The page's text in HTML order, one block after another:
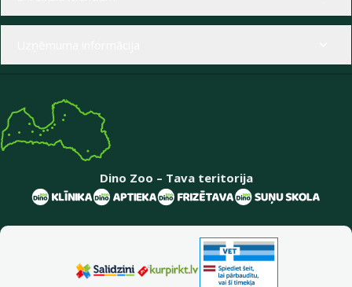
Dino Zoo – Tava teritorija